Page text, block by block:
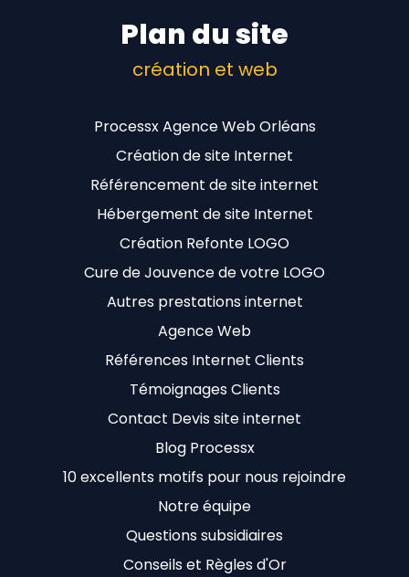
Plan du site
création et web
Processx Agence Web Orléans
Création de site Internet
Référencement de site internet
Hébergement de site Internet
Création Refonte LOGO
Cure de Jouvence de votre LOGO
Autres prestations internet
Agence Web
Références Internet Clients
Témoignages Clients
Contact Devis site internet
Blog Processx
10 excellents motifs pour nous rejoindre
Notre équipe
Questions subsidiaires
Conseils et Règles d'Or